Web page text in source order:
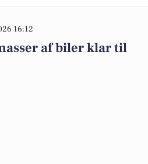
16:12
af biler klar til